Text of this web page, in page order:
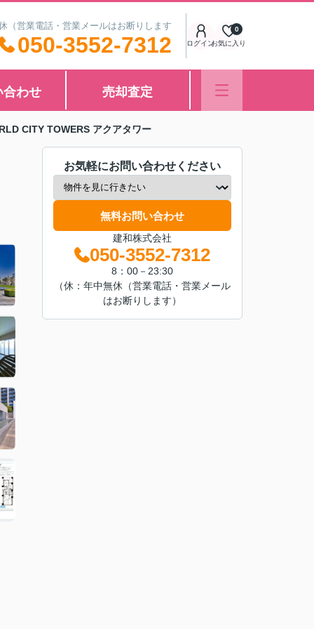
営業電話・営業メールはお断りします
050-3552-7312 ログインお気に入り
0
合わせ 売却査定
CITY TOWERS アクアタワー
お気軽にお問い合わせください
無料お問い合わせ
建和株式会社
050-3552-7312
8：00－23:30
（休：年中無休（営業電話・営業メール
はお断りします）